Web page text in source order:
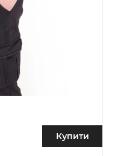
Купити